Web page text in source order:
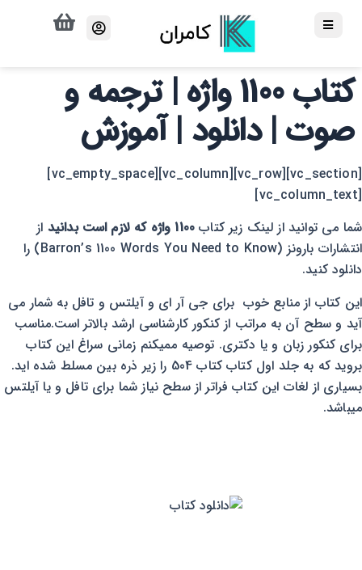
کتاب 1100 واژه | ترجمه و
صوت | دانلود | آموزش
[vc_section][vc_row][vc_column][vc_empty_space]
[vc_column_text]
شما می توانید از لینک زیر کتاب 1100 واژه که لازم است بدانید
از
انتشارات بارونز (Barron’s 1100 Words You Need to Know) را
دانلود کنید.
این کتاب از منابع خوب برای جی آر ای و آیلتس و تافل به شمار می
آید و سطح آن به مراتب از کنکور کارشناسی ارشد بالاتر است.مناسب
برای کنکور زبان و یا دکتری. توصیه ممیکنم زمانی سراغ این کتاب
بروید که به جلد اول کتاب کتاب 504 را زیر ذره بین مسلط شده اید.
بسیاری از لغات این کتاب فراتر از سطح نیاز شما برای تافل و یا آیلتس
میباشد.